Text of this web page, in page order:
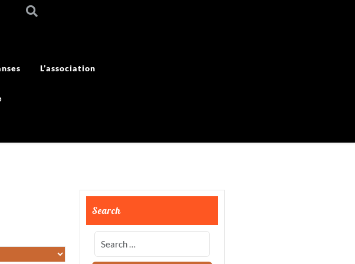
L’association
Search